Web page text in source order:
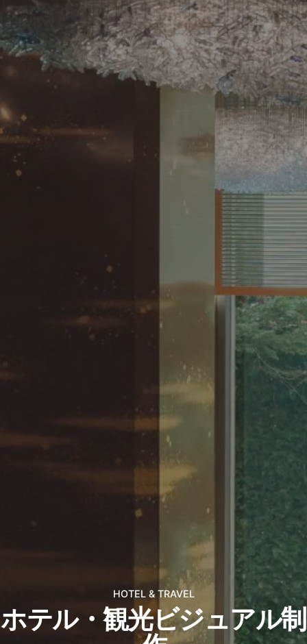
HOTEL & TRAVEL
ホテル・観光ビジュアル制